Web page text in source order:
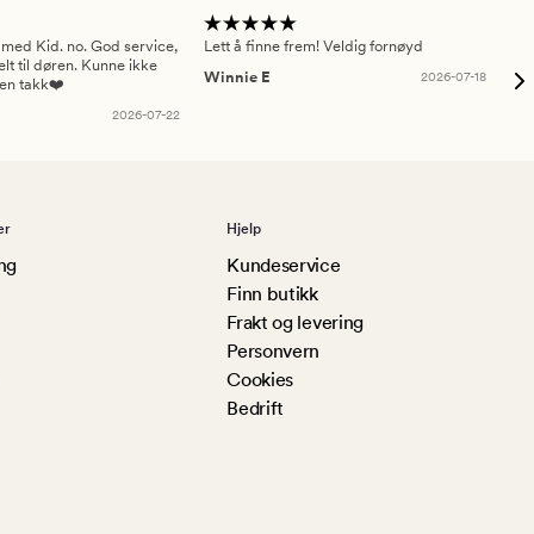
Kid. no. God service,
til døren. Kunne ikke
takk❤️
2026-07-22
Lett å finne frem! Veldig fornøyd
Winnie E
2026-07-18
Hjelp
Kundeservice
Finn butikk
Frakt og levering
Personvern
Cookies
Bedrift